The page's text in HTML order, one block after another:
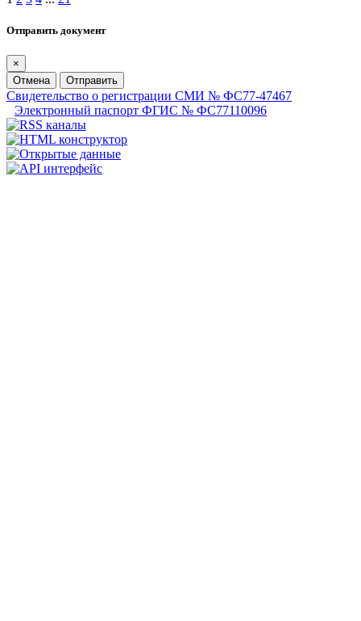
Отправить документ
×
Отмена
Отправить
Свидетельство о регистрации СМИ № ФС77-47467
Электронный паспорт ФГИС № ФС77110096